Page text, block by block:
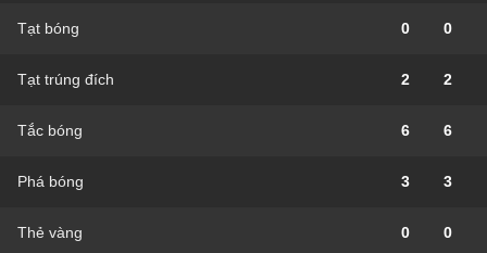
Tạt bóng 0 0
Tạt trúng đích 2 2
Tắc bóng 6 6
Phá bóng 3 3
Thẻ vàng 0 0